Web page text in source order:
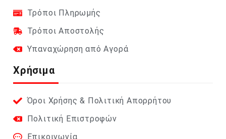
Τρόποι Πληρωμής
Τρόποι Αποστολής
Υπαναχώρηση από Αγορά
Χρήσιμα
Όροι Χρήσης & Πολιτική Απορρήτου
Πολιτική Επιστροφών
Επικοινωνία